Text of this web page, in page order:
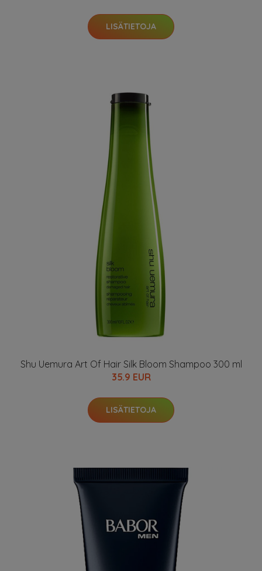
LISÄTIETOJA
Shu Uemura Art Of Hair Silk Bloom Shampoo 300 ml
35.9 EUR
LISÄTIETOJA